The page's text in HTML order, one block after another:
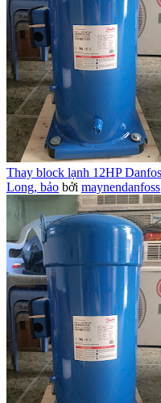
Thay block lạnh 12HP
Long, bảo bởi maynendanfoss